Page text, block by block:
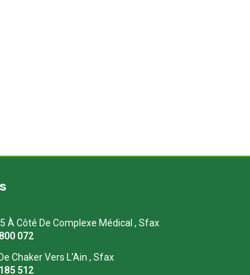
À Côté De Complexe Médical , Sfax
072
Chaker Vers L'Ain , Sfax
512